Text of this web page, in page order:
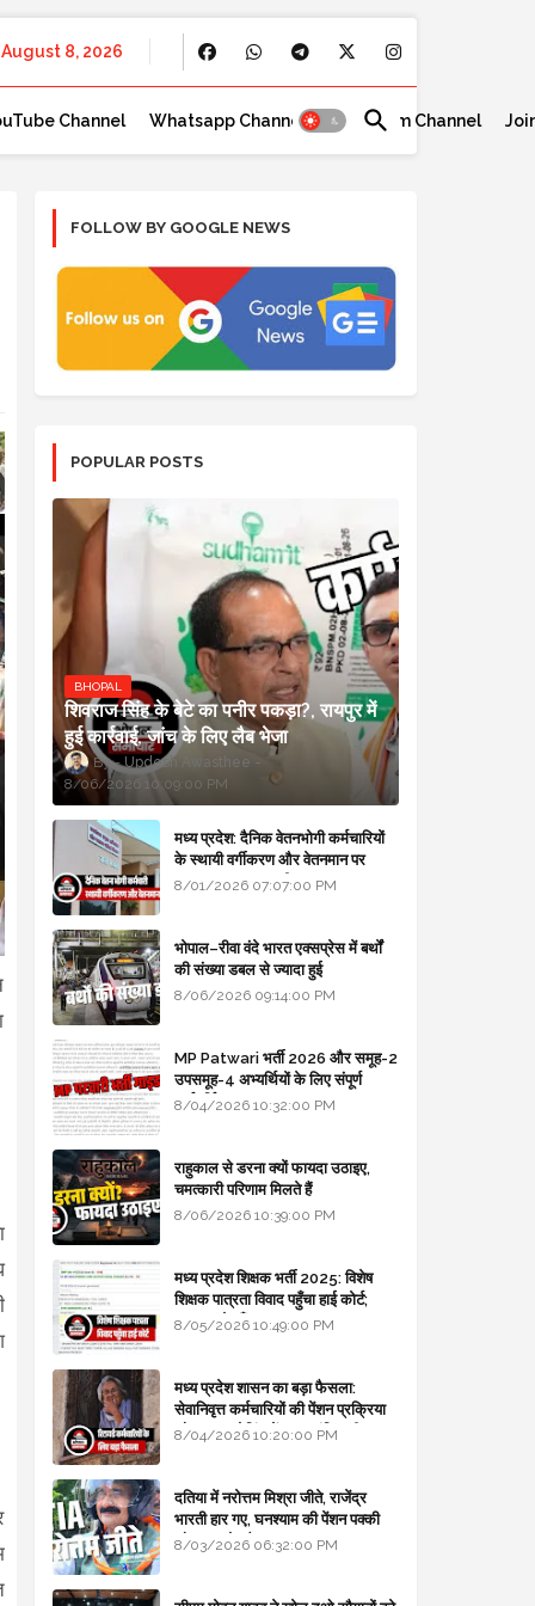
August 8, 2026
Channel Whatsapp Channel Telegram Channel
FOLLOW BY GOOGLE NEWS
POPULAR POSTS
BHOPAL
शिवराज सिंह के बेटे का पनीर पकड़ा?, रायपुर में
हुई कार्रवाई, जांच के लिए लैब भेजा
Updesh Awasthee
8/06/2026 10:09:00 PM
मध्य प्रदेश: दैनिक वेतनभोगी कर्मचारियों
के स्थायी वर्गीकरण और वेतनमान पर
सरकार का बड़ा स्पष्टीकरण
8/01/2026 07:07:00 PM
भोपाल–रीवा वंदे भारत एक्सप्रेस में बर्थों
की संख्या डबल से ज्यादा हुई
8/06/2026 09:14:00 PM
MP Patwari भर्ती 2026 और समूह-2
उपसमूह-4 अभ्यर्थियों के लिए संपूर्ण
मार्गदर्शिका
8/04/2026 10:32:00 PM
राहुकाल से डरना क्यों फायदा उठाइए,
चमत्कारी परिणाम मिलते हैं
8/06/2026 10:39:00 PM
मध्य प्रदेश शिक्षक भर्ती 2025: विशेष
शिक्षक पात्रता विवाद पहुँचा हाई कोर्ट;
सरकार से माँगा जवाब
8/05/2026 10:49:00 PM
मध्य प्रदेश शासन का बड़ा फैसला:
सेवानिवृत्त कर्मचारियों की पेंशन प्रक्रिया
और बजट कोडिंग में हुए क्रांतिकारी
8/04/2026 10:20:00 PM
दतिया में नरोत्तम मिश्रा जीते, राजेंद्र
भारती हार गए, घनश्याम की पेंशन पक्की
और आशुतोष बैक टू...
8/03/2026 06:32:00 PM